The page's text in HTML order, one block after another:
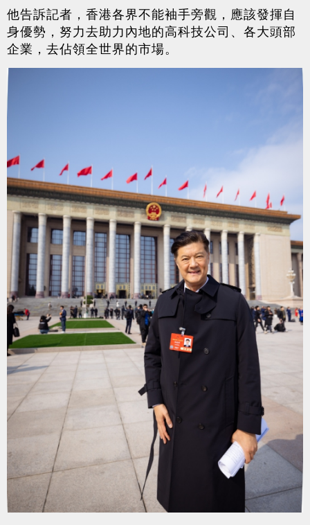
他告訴記者，香港各界不能袖手旁觀，應該發揮自
身優勢，努力去助力內地的高科技公司、各大頭部
企業，去佔領全世界的市場。